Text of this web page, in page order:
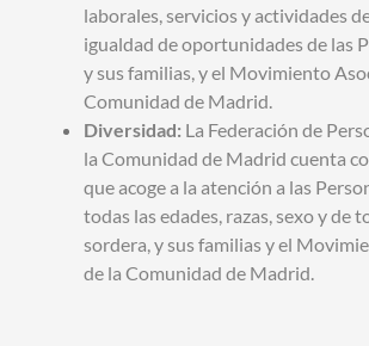
laborales, servicios y actividades
igualdad de oportunidades de las
y sus familias, y el Movimiento
Comunidad de Madrid.
Diversidad: La Federación de
la Comunidad de Madrid cuenta
que acoge a la atención a las
todas las edades, razas, sexo y de
sordera, y sus familias y el
de la Comunidad de Madrid.